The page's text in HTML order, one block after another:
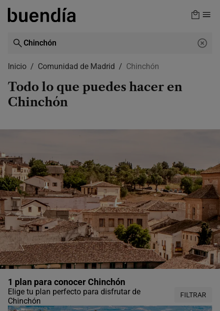
Skip
content
Inicio Comunidad de Madrid Chinchón
Todo lo que puedes hacer en
Chinchón
1 plan para conocer Chinchón
Elige tu plan perfecto para disfrutar de
Chinchón
FILTRAR